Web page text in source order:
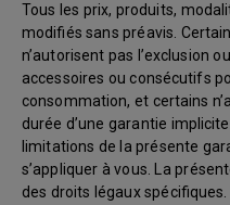
Tous les prix, produits,
modifiés sans préavis.
n’autorisent pas l’exclusion
accessoires ou consécutifs
consommation, et certains
durée d’une garantie
limitations de la présente
s’appliquer à vous. La
des droits légaux